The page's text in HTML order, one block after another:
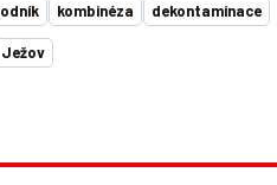
kombinéza dekontaminace
Ježov